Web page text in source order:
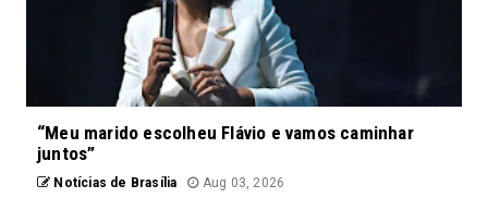
“Meu marido escolheu Flávio e vamos caminhar
juntos”
Notícias de Brasília Aug 03, 2026